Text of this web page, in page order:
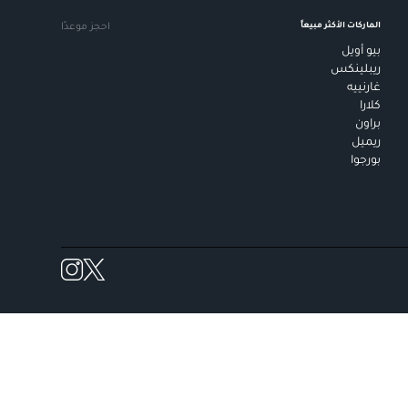
الماركات الأكثر مبيعاً
بيو أويل
ريبلينكس
غارنييه
كلارا
براون
ريميل
بورجوا
احجز موعدًا